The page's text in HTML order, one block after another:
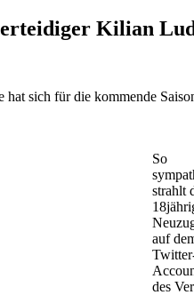
Kilian
sich für die kommende
So
strahlt
auf
des